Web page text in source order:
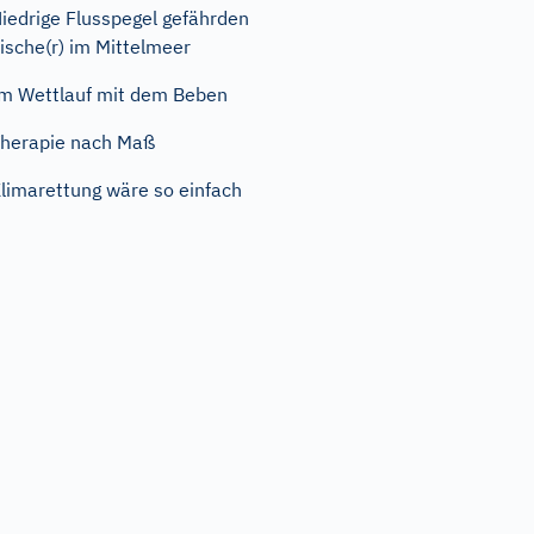
Flusspegel gefährden
im Mittelmeer
Wettlauf mit dem Beben
nach Maß
wäre so einfach